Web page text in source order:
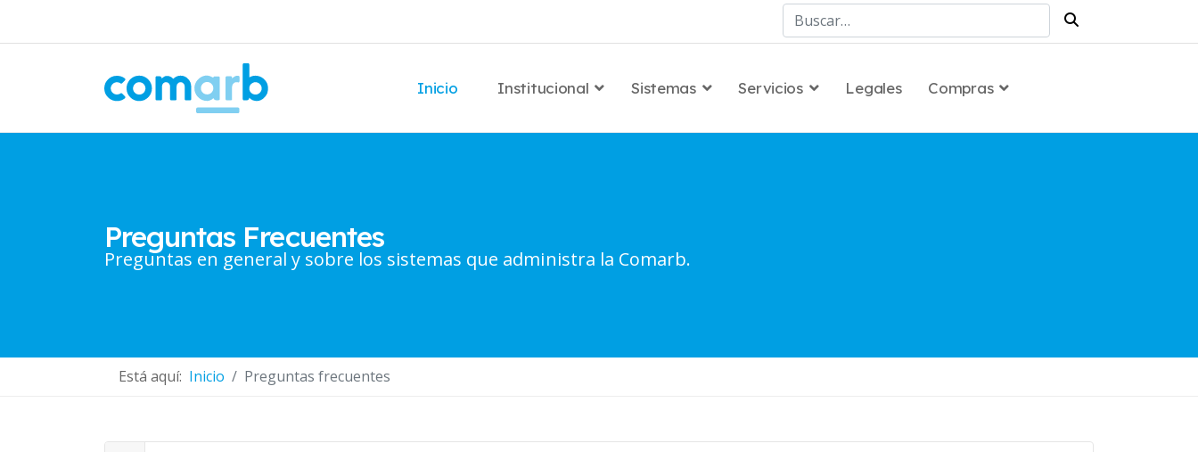
Buscar
Inicio Institucional Sistemas Servicios Legales Compras
Preguntas Frecuentes
Preguntas en general y sobre los sistemas que administra la Comarb.
Está aquí: Inicio Preguntas frecuentes